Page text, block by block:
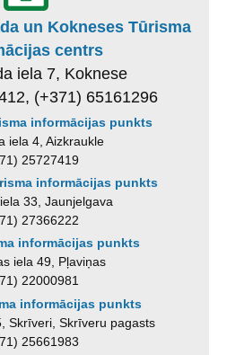
un Kokneses Tūrisma
centrs
iela 7, Koknese
(+371) 65161296
informācijas punkts
iela 4, Aizkraukle
25727419
informācijas punkts
33, Jaunjelgava
27366222
informācijas punkts
iela 49, Pļaviņas
22000981
informācijas punkts
Skrīveri, Skrīveru pagasts
25661983